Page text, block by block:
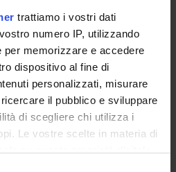
trattiamo i vostri dati
numero IP, utilizzando
memorizzare e accedere
dispositivo al fine di
personalizzati, misurare
il pubblico e sviluppare
di scegliere chi utilizza i
Le vostre scelte in materia di
su questa proprietà digitale
e gestito dal Dipartimento
e gestito dal Dipartimento